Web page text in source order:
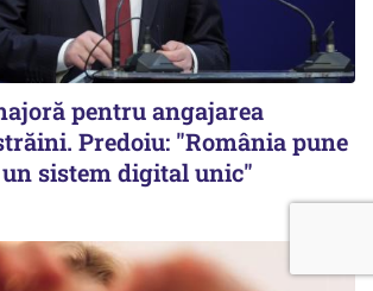
pentru angajarea
Predoiu: "România pune
sistem digital unic"